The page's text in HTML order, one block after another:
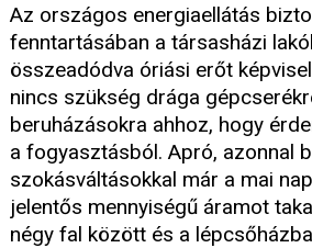
Az országos energiaellátás
fenntartásában a társasházi
összeadódva óriási erőt
nincs szükség drága
beruházásokra ahhoz, hogy
a fogyasztásból. Apró, azonnal
szokásváltásokkal már a mai
jelentős mennyiségű áramot
négy fal között és a